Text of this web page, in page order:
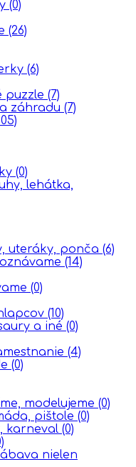
(0)
(26)
(6)
puzzle (7)
záhradu (7)
(0)
lehátka,
uteráky, ponča (6)
(14)
(0)
(10)
a iné (0)
(4)
(0)
modelujeme (0)
pištole (0)
karneval (0)
nielen